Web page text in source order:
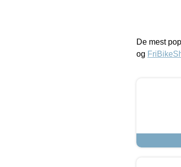
De mest
og